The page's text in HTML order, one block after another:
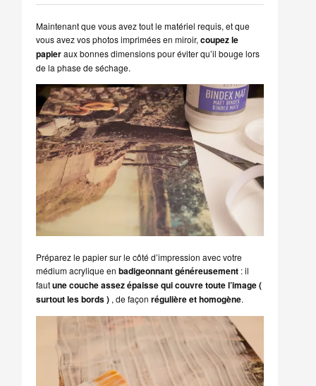
Maintenant que vous avez tout le matériel requis, et que
vous avez vos photos imprimées en miroir, coupez le
papieraux bonnes dimensions pour éviter qu’il bouge lors
de la phase de séchage.
Préparez le papier sur le côté d’impression avec votre
médium acrylique en badigeonnant généreusement : il
fautune couche assez épaisse qui couvre toute l’image (
surtout les bords ), de façon régulière et homogène.